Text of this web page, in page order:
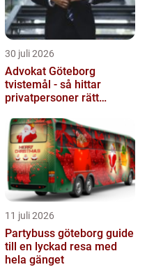
30 juli 2026
Advokat Göteborg
tvistemål - så hittar
privatpersoner rätt
11 juli 2026
Partybuss göteborg guide
till en lyckad resa med
hela gänget